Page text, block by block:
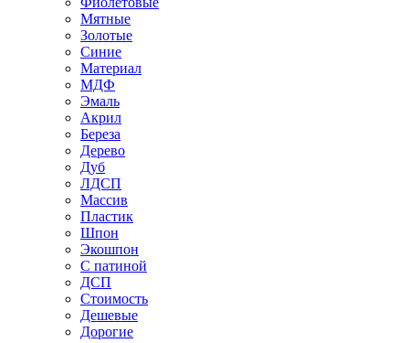
Мятные
Золотые
Синие
Материал
МДФ
Эмаль
Акрил
Береза
Дерево
Дуб
ЛДСП
Массив
Пластик
Шпон
Экошпон
С патиной
ДСП
Стоимость
Дешевые
Дорогие